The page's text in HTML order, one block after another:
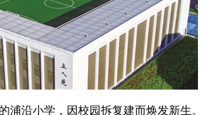
浦沿小学，因校园拆复建而焕发新生。